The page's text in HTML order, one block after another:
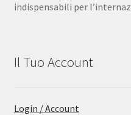
indispensabili per
Il Tuo Account
Login / Account